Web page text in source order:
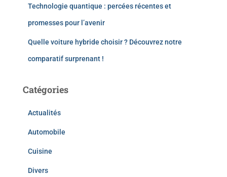
Technologie quantique : percées récentes et
promesses pour l’avenir
Quelle voiture hybride choisir ? Découvrez notre
comparatif surprenant !
Catégories
Actualités
Automobile
Cuisine
Divers